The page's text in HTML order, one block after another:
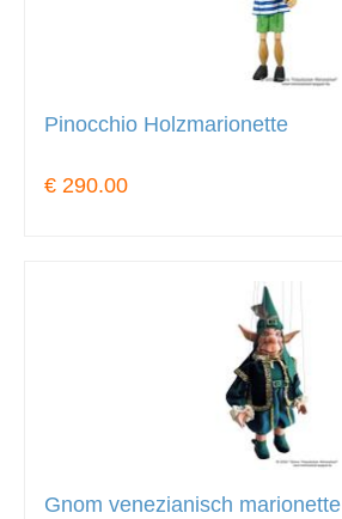
Pinocchio Holzmarionette
€ 290.00
Gnom venezianisch marionette